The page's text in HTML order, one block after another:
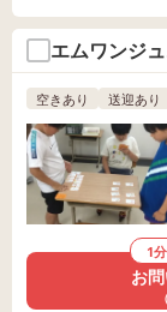
エムワンジ
空きあり 送迎あり
1
お